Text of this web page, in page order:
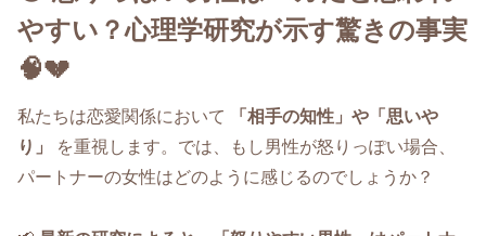
やすい？心理学研究が示す驚きの事実
🧠💔
私たちは恋愛関係において
「相手の知性」や「思いや
り」
を重視します。では、もし男性が怒りっぽい場合、
パートナーの女性はどのように感じるのでしょうか？